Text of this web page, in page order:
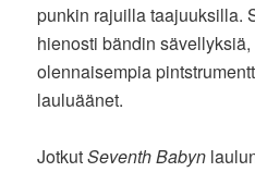
punkin rajuilla taajuuksilla.
hienosti bändin
olennaisempia
lauluäänet.
JotkutSeventh Babyn